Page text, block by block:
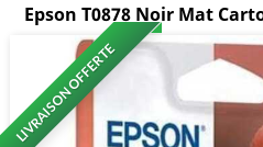
Epson T0878 Noir Mat
LIVRAISON OFFERTE